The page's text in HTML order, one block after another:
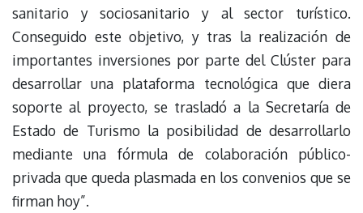
sanitario y sociosanitario y al sector turístico.
Conseguido este objetivo, y tras la realización de
importantes inversiones por parte del Clúster para
desarrollar una plataforma tecnológica que diera
soporte al proyecto, se trasladó a la Secretaría de
Estado de Turismo la posibilidad de desarrollarlo
mediante una fórmula de colaboración público-
privada que queda plasmada en los convenios que se
firman hoy”.